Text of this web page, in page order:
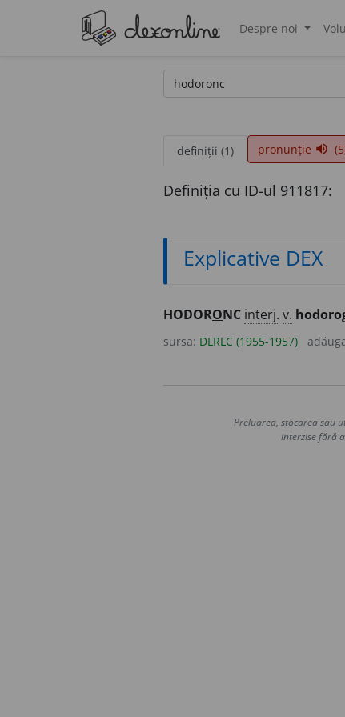
Despre noi
definiții (1) pronunție volume_up
Definiția cu ID-ul 911817:
Explicative DEX
HODORONC interj. v.
sursa: DLRLC (1955-1957)
Preluarea, stocarea sau
interzise fără